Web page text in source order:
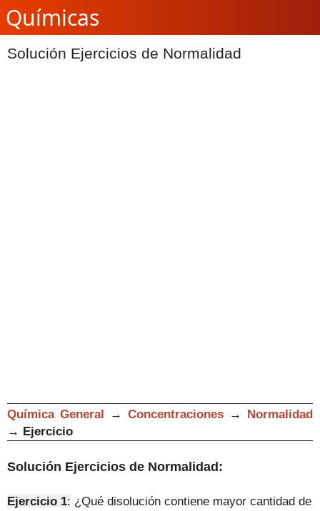
Químicas
Solución Ejercicios de Normalidad
Química General → Concentraciones → Normalidad
→ Ejercicio
Solución Ejercicios de Normalidad:
Ejercicio 1: ¿Qué disolución contiene mayor cantidad de